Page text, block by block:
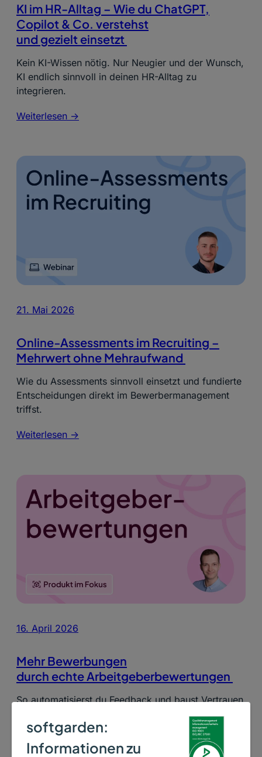
softgarden:
Informationen zu
KI im HR-Alltag – Wie du ChatGPT,
Copilot & Co. verstehst
und gezielt einsetzt
Kein KI-Wissen nötig. Nur Neugier und der Wunsch,
KI endlich sinnvoll in deinen HR-Alltag zu
integrieren.
Weiterlesen ->
21. Mai 2026
Online‑Assessments im Recruiting –
Mehrwert ohne Mehraufwand
Wie du Assessments sinnvoll einsetzt und fundierte
Entscheidungen direkt im Bewerbermanagement
triffst.
Weiterlesen ->
16. April 2026
Mehr Bewerbungen
durch echte Arbeitgeberbewertungen
So automatisierst du Feedback und baust Vertrauen
genau dort auf, wo Talente entscheiden.
Weiterlesen ->